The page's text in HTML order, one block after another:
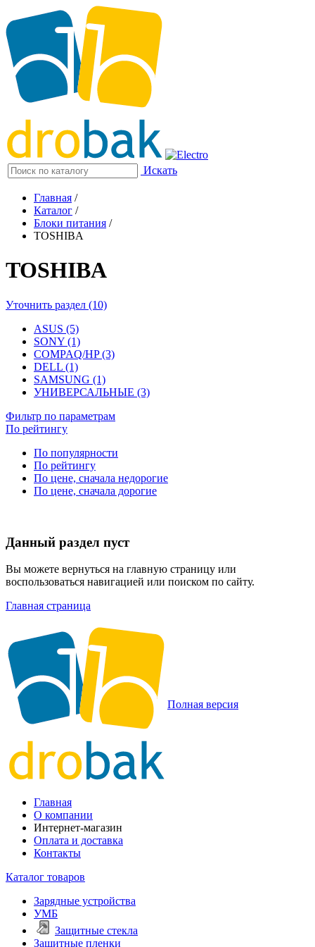
Искать
Главная /
Каталог /
Блоки питания /
TOSHIBA
TOSHIBA
Уточнить раздел (10)
ASUS (5)
SONY (1)
COMPAQ/HP (3)
DELL (1)
SAMSUNG (1)
УНИВЕРСАЛЬНЫЕ (3)
Фильтр по параметрам
По рейтингу
По популярности
По рейтингу
По цене, сначала недорогие
По цене, сначала дорогие
Данный раздел пуст
Вы можете вернуться на главную страницу или
воспользоваться навигацией или поиском по сайту.
Главная страница
Полная версия
Главная
О компании
Интернет-магазин
Оплата и доставка
Контакты
Каталог товаров
Зарядные устройства
УМБ
Защитные стекла
Защитные пленки